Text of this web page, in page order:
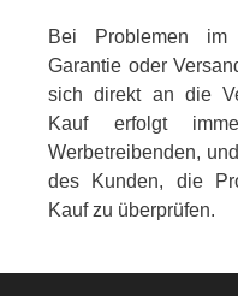
Bei Problemen im
Garantie oder
sich direkt an die
Kauf erfolgt
Werbetreibenden,
des Kunden, die
Kauf zu überprüfen.